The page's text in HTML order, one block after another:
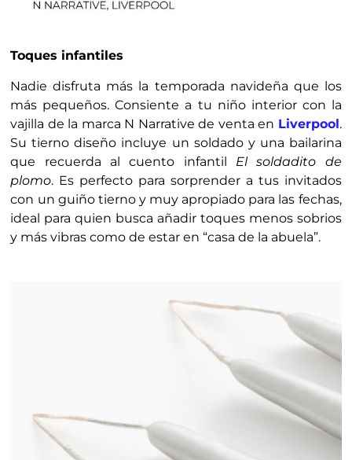
Toques infantiles
Nadie disfruta más la temporada navideña que los
más pequeños. Consiente a tu niño interior con la
vajilla de la marca N Narrative de venta en Liverpool.
Su tierno diseño incluye un soldado y una bailarina
que recuerda al cuento infantil El soldadito de
plomo. Es perfecto para sorprender a tus invitados
con un guiño tierno y muy apropiado para las fechas,
ideal para quien busca añadir toques menos sobrios
y más vibras como de estar en “casa de la abuela”.